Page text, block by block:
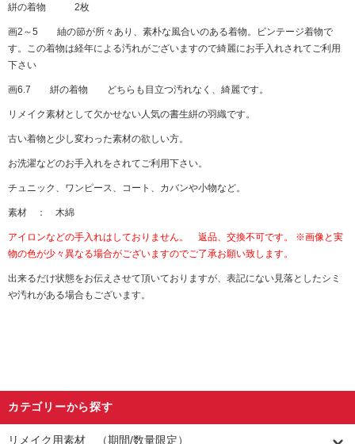
絣の着物 2枚
画2～5 紬の節が所々あり、素朴な風合いのある着物。ビンテージ着物で
す。この着物は経年による汚れがございますので綺麗にお手入れされてご利用
下さい
画6.7 絣の着物 どちらも目立つ汚れなく、綺麗です。
リメイク素材として欠かせない人気の書生絣の羽織です。
古い着物と少し変わった素材の欲しい方。
お洗濯などのお手入れをされてご利用下さい。
チュニック、ワンピース、コート、カバンや小物など。
素材 ： 木綿
アイロンなどの手入れはしておりません。 返品、交換不可です。 ※画像と実
物の色が少々異なる場合がございますのでご了承お願い致します。
出来るだけ状態をお伝えさせて頂いておりますが、表記にない見落としたシミ
や汚れがある場合もございます。
カテゴリーから探す
リメイク用素材 （期間/数量限定）